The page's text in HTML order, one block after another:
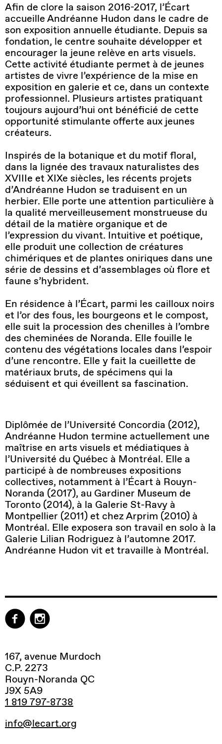
Afin de clore la saison 2016-2017, l’Écart
accueille Andréanne Hudon dans le cadre de
son exposition annuelle étudiante. Depuis sa
fondation, le centre souhaite développer et
encourager la jeune relève en arts visuels.
Cette activité étudiante permet à de jeunes
artistes de vivre l’expérience de la mise en
exposition en galerie et ce, dans un contexte
professionnel. Plusieurs artistes pratiquant
toujours aujourd’hui ont bénéficié de cette
opportunité stimulante offerte aux jeunes
créateurs.
Inspirés de la botanique et du motif floral,
dans la lignée des travaux naturalistes des
XVIIIe et XIXe siècles, les récents projets
d’Andréanne Hudon se traduisent en un
herbier. Elle porte une attention particulière à
la qualité merveilleusement monstrueuse du
détail de la matière organique et de
l’expression du vivant. Intuitive et poétique,
elle produit une collection de créatures
chimériques et de plantes oniriques dans une
série de dessins et d’assemblages où flore et
faune s’hybrident.
En résidence à l’Écart, parmi les cailloux noirs
et l’or des fous, les bourgeons et le compost,
elle suit la procession des chenilles à l’ombre
des cheminées de Noranda. Elle fouille le
contenu des végétations locales dans l’espoir
d’une rencontre. Elle y fait la cueillette de
matériaux bruts, de spécimens qui la
séduisent et qui éveillent sa fascination.
Diplômée de l’Université Concordia (2012),
Andréanne Hudon termine actuellement une
maîtrise en arts visuels et médiatiques à
l’Université du Québec à Montréal. Elle a
participé à de nombreuses expositions
collectives, notamment à l’Écart à Rouyn-
Noranda (2017), au Gardiner Museum de
Toronto (2014), à la Galerie St-Ravy à
Montpellier (2011) et chez Arprim (2010) à
Montréal. Elle exposera son travail en solo à la
Galerie Lilian Rodriguez à l’automne 2017.
Andréanne Hudon vit et travaille à Montréal.
167, avenue Murdoch
C.P. 2273
Rouyn-Noranda QC
J9X 5A9
1 819 797-8738
info@lecart.org